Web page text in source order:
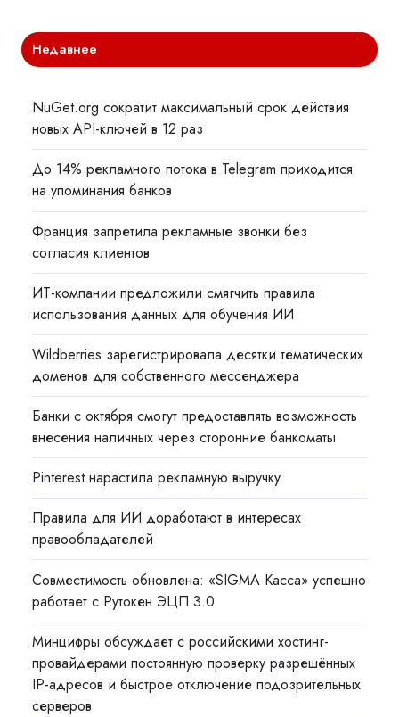
Недавнее
NuGet.org сократит максимальный срок действия
новых API-ключей в 12 раз
До 14% рекламного потока в Telegram приходится
на упоминания банков
Франция запретила рекламные звонки без
согласия клиентов
ИТ-компании предложили смягчить правила
использования данных для обучения ИИ
Wildberries зарегистрировала десятки тематических
доменов для собственного мессенджера
Банки с октября смогут предоставлять возможность
внесения наличных через сторонние банкоматы
Pinterest нарастила рекламную выручку
Правила для ИИ доработают в интересах
правообладателей
Совместимость обновлена: «SIGMA Касса» успешно
работает с Рутокен ЭЦП 3.0
Минцифры обсуждает с российскими хостинг-
провайдерами постоянную проверку разрешённых
IP-адресов и быстрое отключение подозрительных
серверов